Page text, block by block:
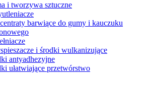
i tworzywa sztuczne
barwiące do gumy i kauczuku
i środki wulkanizujące
antyadhezyjne
ułatwiające przetwórstwo